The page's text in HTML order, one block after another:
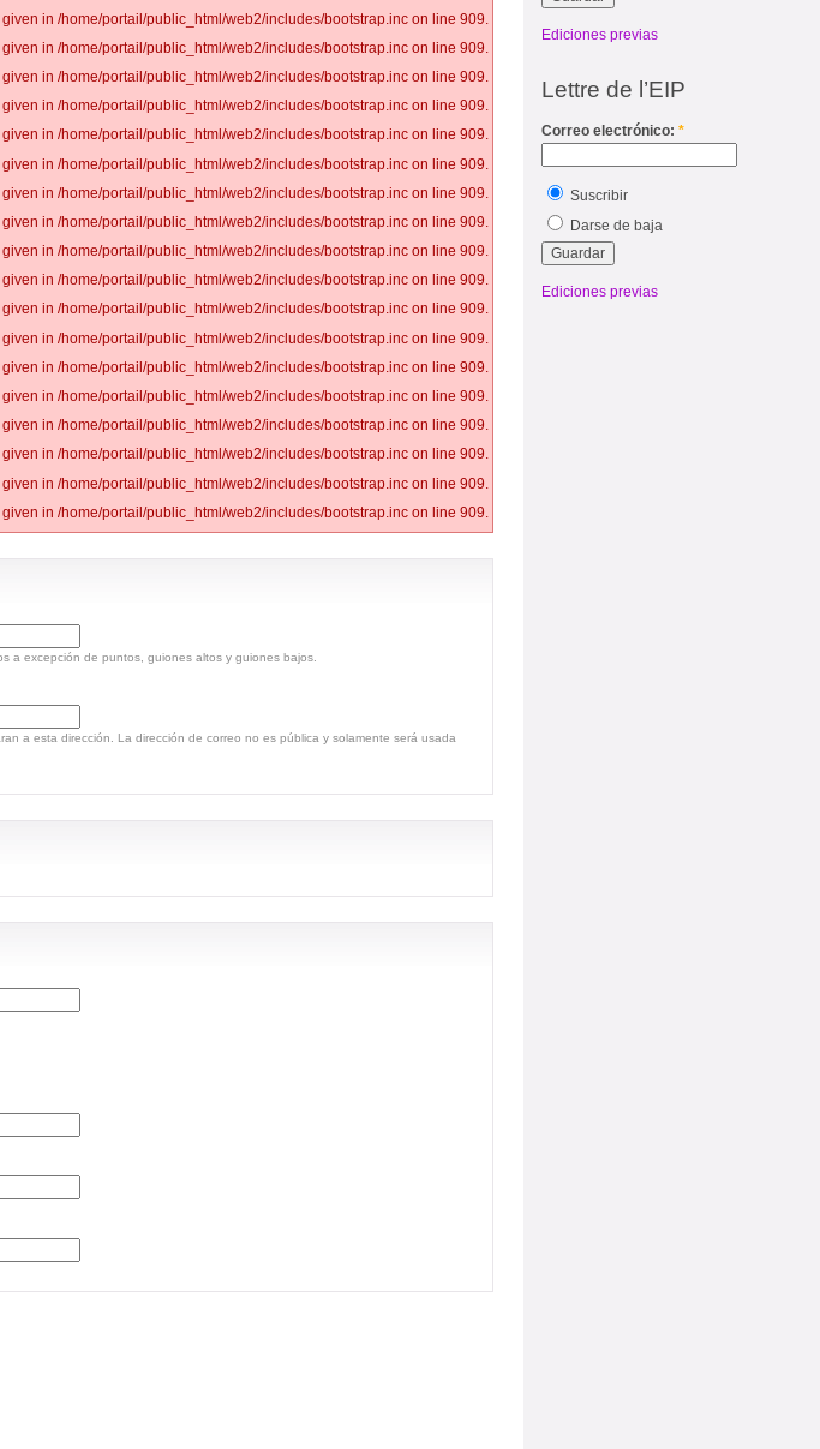
in /home/portail/public_html/web2/includes/bootstrap.inc on line 909.
in /home/portail/public_html/web2/includes/bootstrap.inc on line 909.
in /home/portail/public_html/web2/includes/bootstrap.inc on line 909.
in /home/portail/public_html/web2/includes/bootstrap.inc on line 909.
in /home/portail/public_html/web2/includes/bootstrap.inc on line 909.
in /home/portail/public_html/web2/includes/bootstrap.inc on line 909.
in /home/portail/public_html/web2/includes/bootstrap.inc on line 909.
in /home/portail/public_html/web2/includes/bootstrap.inc on line 909.
in /home/portail/public_html/web2/includes/bootstrap.inc on line 909.
in /home/portail/public_html/web2/includes/bootstrap.inc on line 909.
in /home/portail/public_html/web2/includes/bootstrap.inc on line 909.
in /home/portail/public_html/web2/includes/bootstrap.inc on line 909.
in /home/portail/public_html/web2/includes/bootstrap.inc on line 909.
in /home/portail/public_html/web2/includes/bootstrap.inc on line 909.
in /home/portail/public_html/web2/includes/bootstrap.inc on line 909.
in /home/portail/public_html/web2/includes/bootstrap.inc on line 909.
in /home/portail/public_html/web2/includes/bootstrap.inc on line 909.
in /home/portail/public_html/web2/includes/bootstrap.inc on line 909.
a excepción de puntos, guiones altos y guiones bajos.
a esta dirección. La dirección de correo no es pública y solamente será usada
Ediciones previas
Lettre de l’EIP
Correo electrónico: *
Suscribir
Darse de baja
Ediciones previas